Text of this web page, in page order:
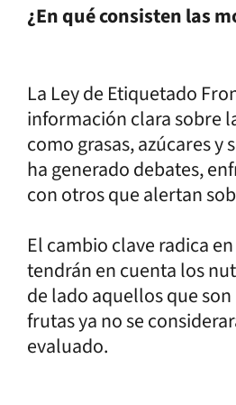
¿En qué consisten las
La Ley de Etiquetado
información clara sobre
como grasas, azúcares
ha generado debates,
con otros que alertan
El cambio clave radica
tendrán en cuenta los
de lado aquellos que
frutas ya no se
evaluado.